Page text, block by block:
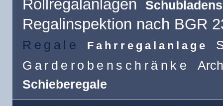
Rollregalanlagen
Regalinspektion nach BGR
Regale Fahrregalanlage
Garderobenschränke
Schieberegale